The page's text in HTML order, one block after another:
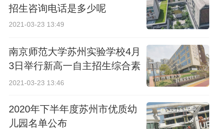
招生咨询电话是多少呢
2021-03-23 13:49
南京师范大学苏州实验学校4月
3日举行新高一自主招生综合素
质考查
2021-03-23 13:46
2020年下半年度苏州市优质幼
儿园名单公布